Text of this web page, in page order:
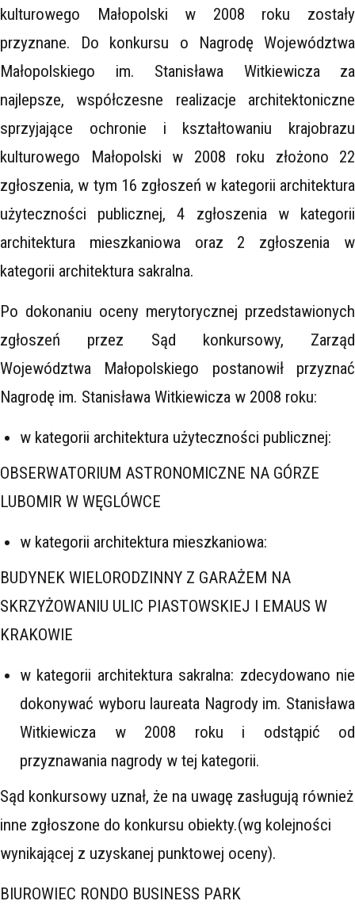
kulturowego Małopolski w 2008 roku zostały
przyznane. Do konkursu o Nagrodę Województwa
Małopolskiego im. Stanisława Witkiewicza za
najlepsze, współczesne realizacje architektoniczne
sprzyjające ochronie i kształtowaniu krajobrazu
kulturowego Małopolski w 2008 roku złożono 22
zgłoszenia, w tym 16 zgłoszeń w kategorii architektura
użyteczności publicznej, 4 zgłoszenia w kategorii
architektura mieszkaniowa oraz 2 zgłoszenia w
kategorii architektura sakralna.
Po dokonaniu oceny merytorycznej przedstawionych
zgłoszeń przez Sąd konkursowy, Zarząd
Województwa Małopolskiego postanowił przyznać
Nagrodę im. Stanisława Witkiewicza w 2008 roku:
w kategorii architektura użyteczności publicznej:
OBSERWATORIUM ASTRONOMICZNE NA GÓRZE
LUBOMIR W WĘGLÓWCE
w kategorii architektura mieszkaniowa:
BUDYNEK WIELORODZINNY Z GARAŻEM NA
SKRZYŻOWANIU ULIC PIASTOWSKIEJ I EMAUS W
KRAKOWIE
w kategorii architektura sakralna: zdecydowano nie
dokonywać wyboru laureata Nagrody im. Stanisława
Witkiewicza w 2008 roku i odstąpić od
przyznawania nagrody w tej kategorii.
Sąd konkursowy uznał, że na uwagę zasługują również
inne zgłoszone do konkursu obiekty.(wg kolejności
wynikającej z uzyskanej punktowej oceny).
BIUROWIEC RONDO BUSINESS PARK